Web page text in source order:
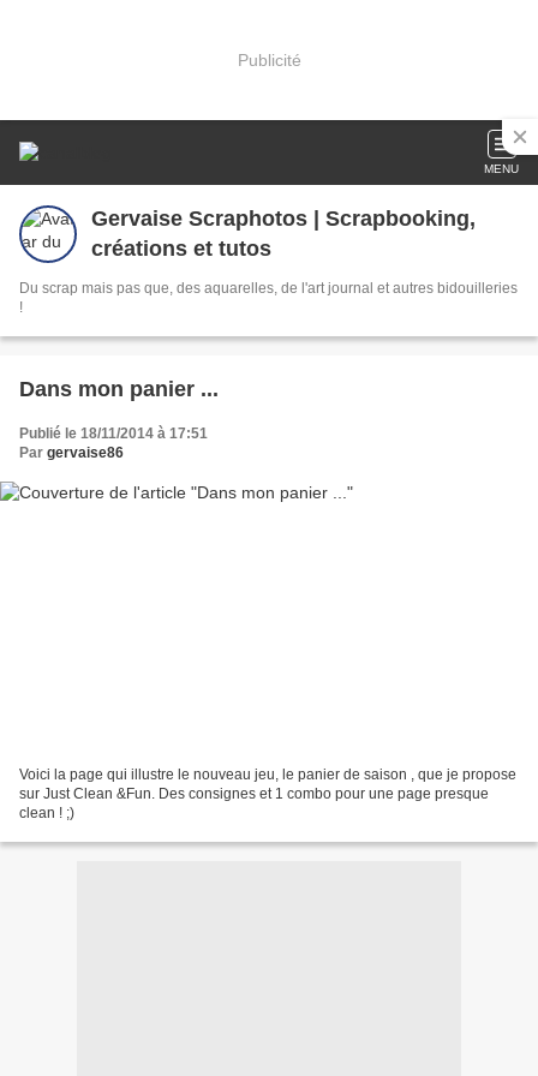
Publicité
MENU
Gervaise Scraphotos | Scrapbooking,
créations et tutos
Du scrap mais pas que, des aquarelles, de l'art journal et autres bidouilleries
!
Dans mon panier ...
Publié le 18/11/2014 à 17:51
Par gervaise86
Voici la page qui illustre le nouveau jeu, le panier de saison , que je propose
sur Just Clean &Fun. Des consignes et 1 combo pour une page presque
clean ! ;)